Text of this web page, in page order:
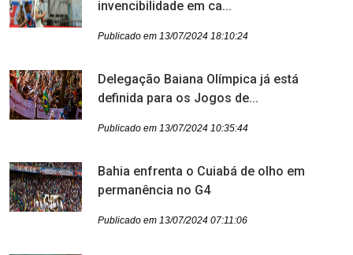
invencibilidade em ca...
Publicado em 13/07/2024 18:10:24
Delegação Baiana Olímpica já está
definida para os Jogos de...
Publicado em 13/07/2024 10:35:44
Bahia enfrenta o Cuiabá de olho em
permanência no G4
Publicado em 13/07/2024 07:11:06